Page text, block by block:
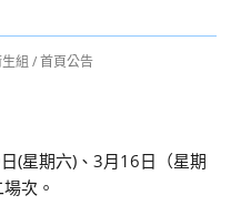
組 / 首頁公告
(星期六)、3月16日（星期
次。